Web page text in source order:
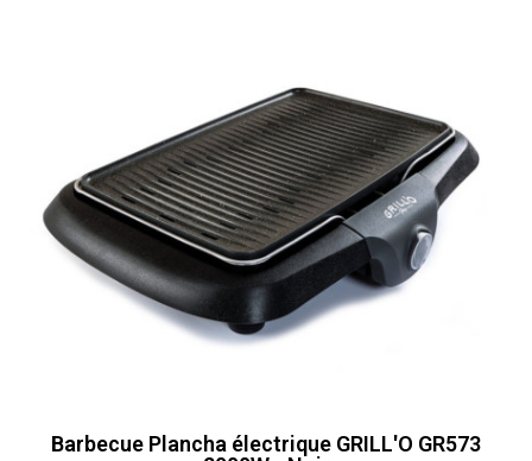
Barbecue Plancha électrique GRILL'O GR573